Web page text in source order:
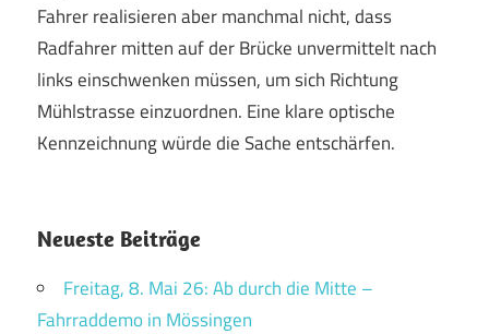
Fahrer realisieren aber manchmal nicht, dass
Radfahrer mitten auf der Brücke unvermittelt nach
links einschwenken müssen, um sich Richtung
Mühlstrasse einzuordnen. Eine klare optische
Kennzeichnung würde die Sache entschärfen.
Neueste Beiträge
Freitag, 8. Mai 26: Ab durch die Mitte –
Fahrraddemo in Mössingen